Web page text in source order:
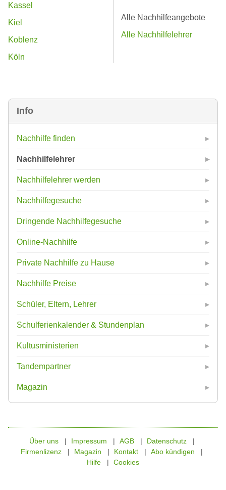
Info
Nachhilfe finden
Nachhilfelehrer
Nachhilfelehrer werden
Nachhilfegesuche
Dringende Nachhilfegesuche
Online-Nachhilfe
Private Nachhilfe zu Hause
Nachhilfe Preise
Schüler, Eltern, Lehrer
Schulferienkalender & Stundenplan
Kultusministerien
Tandempartner
Magazin
Kassel
Kiel
Koblenz
Köln
Alle Nachhilfeangebote
Alle Nachhilfelehrer
Über uns Impressum AGB
Datenschutz
Firmenlizenz
Magazin Kontakt
Abo kündigen
Hilfe
Cookies